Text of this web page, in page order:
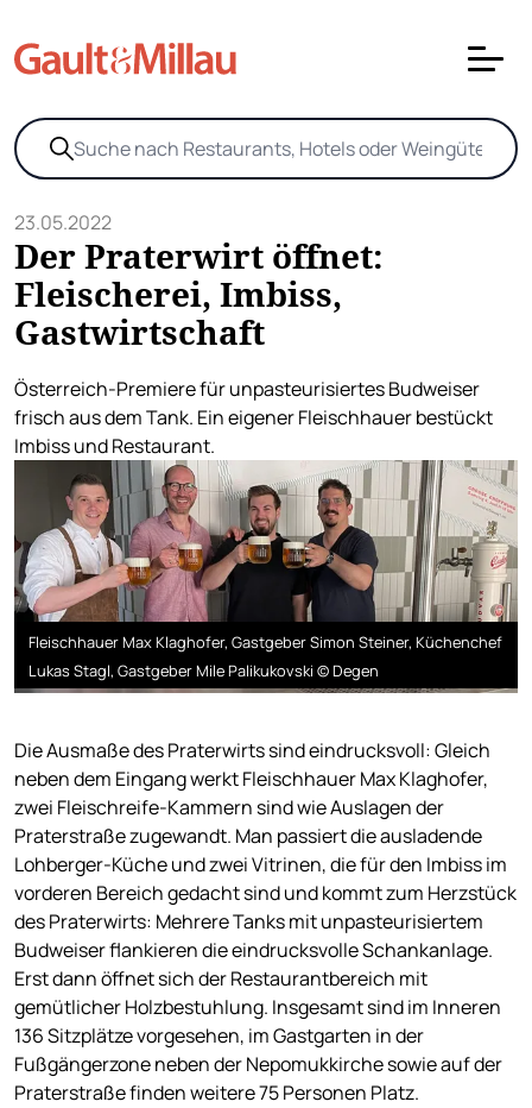
23.05.2022
Der Praterwirt öffnet:
Fleischerei, Imbiss,
Gastwirtschaft
Österreich-Premiere für unpasteurisiertes Budweiser
frisch aus dem Tank. Ein eigener Fleischhauer bestückt
Imbiss und Restaurant.
Fleischhauer Max Klaghofer, Gastgeber Simon Steiner, Küchenchef
Lukas Stagl, Gastgeber Mile Palikukovski © Degen
Die Ausmaße des Praterwirts sind eindrucksvoll: Gleich
neben dem Eingang werkt Fleischhauer Max Klaghofer,
zwei Fleischreife-Kammern sind wie Auslagen der
Praterstraße zugewandt. Man passiert die ausladende
Lohberger-Küche und zwei Vitrinen, die für den Imbiss im
vorderen Bereich gedacht sind und kommt zum Herzstück
des Praterwirts: Mehrere Tanks mit unpasteurisiertem
Budweiser flankieren die eindrucksvolle Schankanlage.
Erst dann öffnet sich der Restaurantbereich mit
gemütlicher Holzbestuhlung. Insgesamt sind im Inneren
136 Sitzplätze vorgesehen, im Gastgarten in der
Fußgängerzone neben der Nepomukkirche sowie auf der
Praterstraße finden weitere 75 Personen Platz.